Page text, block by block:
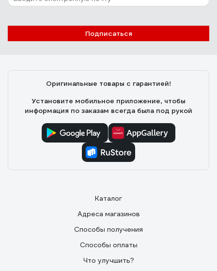
Подписаться
Оригинальные товары с гарантией!
Установите мобильное приложение, чтобы
информация по заказам всегда была под рукой
Каталог
Адреса магазинов
Способы получения
Способы оплаты
Что улучшить?